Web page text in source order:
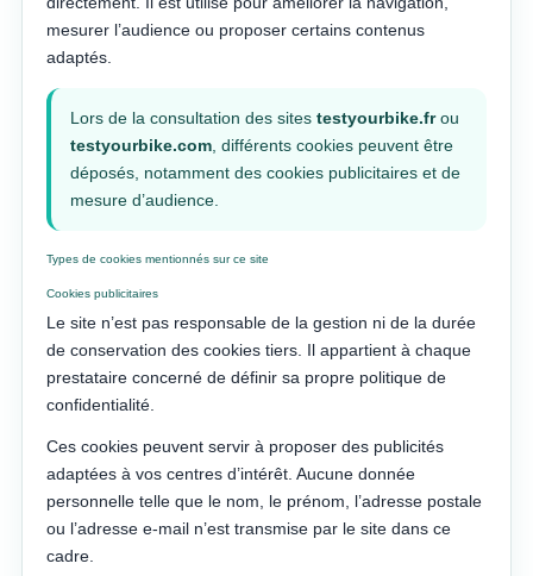
mesurer l’audience ou proposer certains contenus
adaptés.
Lors de la consultation des sites testyourbike.frou
testyourbike.com , différents cookies peuvent être
déposés, notamment des cookies publicitaires et de
mesure d’audience.
Types de cookies mentionnés sur ce site
Cookies publicitaires
Le site n’est pas responsable de la gestion ni de la durée
de conservation des cookies tiers. Il appartient à chaque
prestataire concerné de définir sa propre politique de
confidentialité.
Ces cookies peuvent servir à proposer des publicités
adaptées à vos centres d’intérêt. Aucune donnée
personnelle telle que le nom, le prénom, l’adresse postale
ou l’adresse e-mail n’est transmise par le site dans ce
cadre.